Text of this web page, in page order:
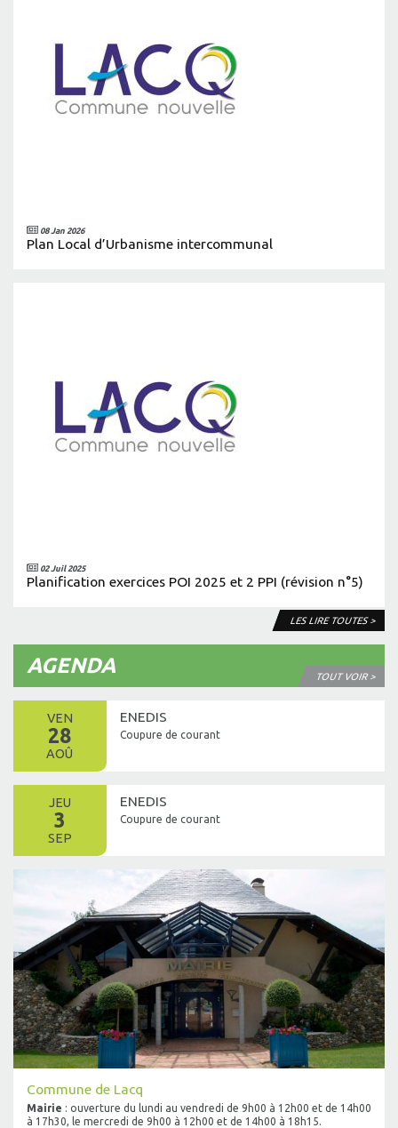
08 Jan 2026
Plan Local d’Urbanisme intercommunal
02 Juil 2025
Planification exercices POI 2025 et 2 PPI (révision n°5)
LES LIRE TOUTES >
AGENDA TOUT VOIR >
VEN
28
AOÛ
ENEDIS
Coupure de courant
JEU
3
SEP
ENEDIS
Coupure de courant
Commune de Lacq
Mairie : ouverture du lundi au vendredi de 9h00 à 12h00 et de 14h00
à 17h30, le mercredi de 9h00 à 12h00 et de 14h00 à 18h15.